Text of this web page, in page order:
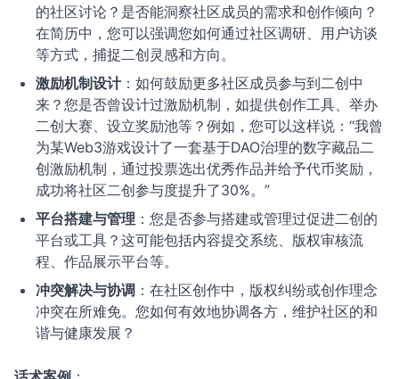
的社区讨论？是否能洞察社区成员的需求和创作倾向？
在简历中，您可以强调您如何通过社区调研、用户访谈
等方式，捕捉二创灵感和方向。
激励机制设计：如何鼓励更多社区成员参与到二创中
来？您是否曾设计过激励机制，如提供创作工具、举办
二创大赛、设立奖励池等？例如，您可以这样说：“我曾
为某Web3游戏设计了一套基于DAO治理的数字藏品二
创激励机制，通过投票选出优秀作品并给予代币奖励，
成功将社区二创参与度提升了30%。”
平台搭建与管理 ：您是否参与搭建或管理过促进二创的
平台或工具？这可能包括内容提交系统、版权审核流
程、作品展示平台等。
冲突解决与协调 ：在社区创作中，版权纠纷或创作理念
冲突在所难免。您如何有效地协调各方，维护社区的和
谐与健康发展？